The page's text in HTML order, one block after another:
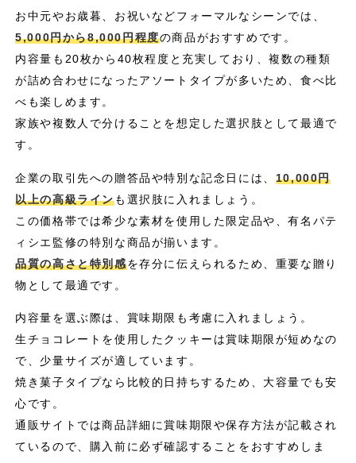
お中元やお歳暮、お祝いなどフォーマルなシーンでは、
5,000円から8,000円程度の商品がおすすめです。
内容量も20枚から40枚程度と充実しており、複数の種類
が詰め合わせになったアソートタイプが多いため、食べ比
べも楽しめます。
家族や複数人で分けることを想定した選択肢として最適で
す。
企業の取引先への贈答品や特別な記念日には、 10,000円
以上の高級ラインも選択肢に入れましょう。
この価格帯では希少な素材を使用した限定品や、有名パテ
ィシエ監修の特別な商品が揃います。
品質の高さと特別感を存分に伝えられるため、重要な贈り
物として最適です。
内容量を選ぶ際は、賞味期限も考慮に入れましょう。
生チョコレートを使用したクッキーは賞味期限が短めなの
で、少量サイズが適しています。
焼き菓子タイプなら比較的日持ちするため、大容量でも安
心です。
通販サイトでは商品詳細に賞味期限や保存方法が記載され
ているので、購入前に必ず確認することをおすすめしま